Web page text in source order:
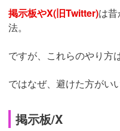
掲示板やX(旧Twitter)は
法。
ですが、これらのやり方
ではなぜ、避けた方がい
掲示板/X